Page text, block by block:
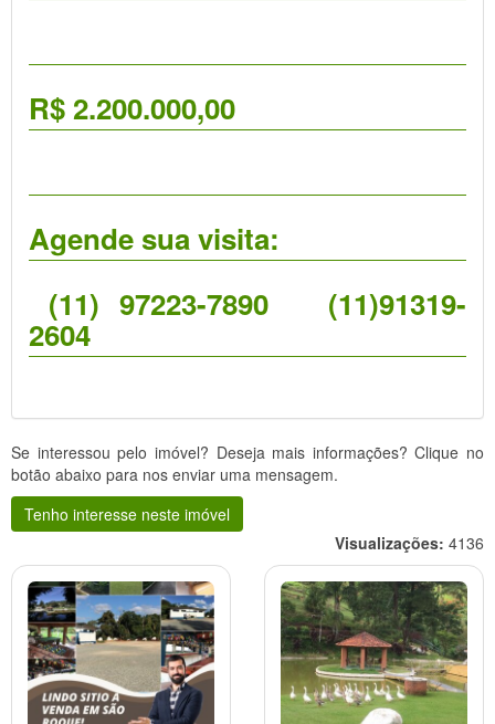
R$ 2.200.000,00
Agende sua visita:
(11) 97223-7890 (11)91319-
2604
Se interessou pelo imóvel? Deseja mais informações? Clique no
botão abaixo para nos enviar uma mensagem.
Tenho interesse neste imóvel
Visualizações: 4136